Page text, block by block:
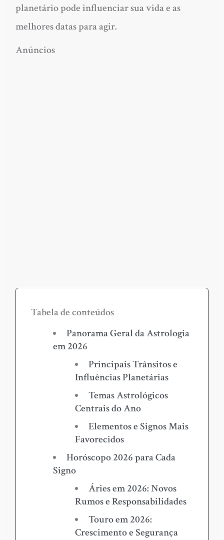
planetário pode influenciar sua vida e as
melhores datas para agir.
Anúncios
Tabela de conteúdos
Panorama Geral da Astrologia
em 2026
Principais Trânsitos e
Influências Planetárias
Temas Astrológicos
Centrais do Ano
Elementos e Signos Mais
Favorecidos
Horóscopo 2026 para Cada
Signo
Áries em 2026: Novos
Rumos e Responsabilidades
Touro em 2026:
Crescimento e Segurança